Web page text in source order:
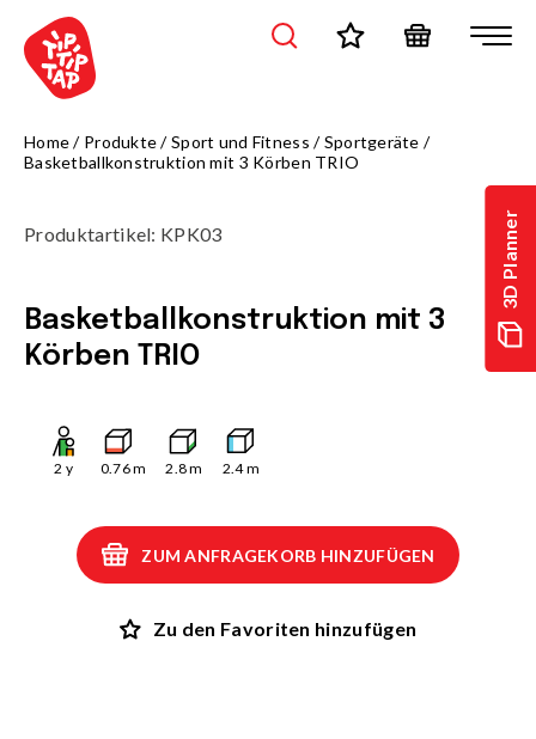
3D Planner
Home/ Produkte/Sport und Fitness /Sportgeräte /
Basketballkonstruktion mit 3 Körben TRIO
Produktartikel: KPK03
Basketballkonstruktion mit 3
Körben TRIO
2 y 0.76m 2.8m 2.4m
ZUM ANFRAGEKORB HINZUFÜGEN
Zu den Favoriten hinzufügen